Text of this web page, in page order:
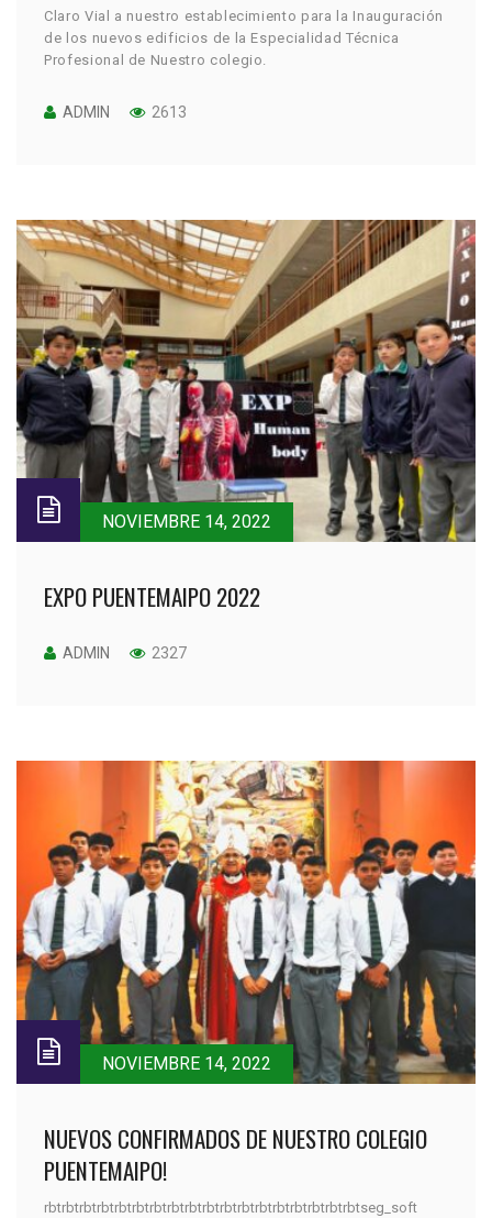
Claro Vial a nuestro establecimiento para la Inauguración
de los nuevos edificios de la Especialidad Técnica
Profesional de Nuestro colegio.
ADMIN 2613
NOVIEMBRE 14, 2022
EXPO PUENTEMAIPO 2022
ADMIN 2327
NOVIEMBRE 14, 2022
NUEVOS CONFIRMADOS DE NUESTRO COLEGIO
PUENTEMAIPO!
rbtrbtrbtrbtrbtrbtrbtrbtrbtrbtrbtrbtrbtrbtrbtrbtrbtrbtseg_soft